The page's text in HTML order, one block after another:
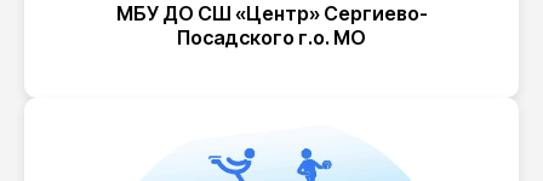
МБУ ДО СШ «Центр» Сергиево-
Посадского г.о. МО